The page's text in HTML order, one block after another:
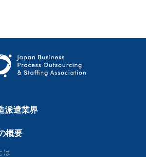
派遣業界
概要
は